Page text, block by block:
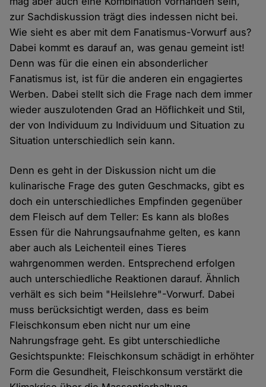
zur Sachdiskussion trägt dies indessen nicht bei.
Wie sieht es aber mit dem Fanatismus-Vorwurf aus?
Dabei kommt es darauf an, was genau gemeint ist!
Denn was für die einen ein absonderlicher
Fanatismus ist, ist für die anderen ein engagiertes
Werben. Dabei stellt sich die Frage nach dem immer
wieder auszulotenden Grad an Höflichkeit und Stil,
der von Individuum zu Individuum und Situation zu
Situation unterschiedlich sein kann.
Denn es geht in der Diskussion nicht um die
kulinarische Frage des guten Geschmacks, gibt es
doch ein unterschiedliches Empfinden gegenüber
dem Fleisch auf dem Teller: Es kann als bloßes
Essen für die Nahrungsaufnahme gelten, es kann
aber auch als Leichenteil eines Tieres
wahrgenommen werden. Entsprechend erfolgen
auch unterschiedliche Reaktionen darauf. Ähnlich
verhält es sich beim "Heilslehre"-Vorwurf. Dabei
muss berücksichtigt werden, dass es beim
Fleischkonsum eben nicht nur um eine
Nahrungsfrage geht. Es gibt unterschiedliche
Gesichtspunkte: Fleischkonsum schädigt in erhöhter
Form die Gesundheit, Fleischkonsum verstärkt die